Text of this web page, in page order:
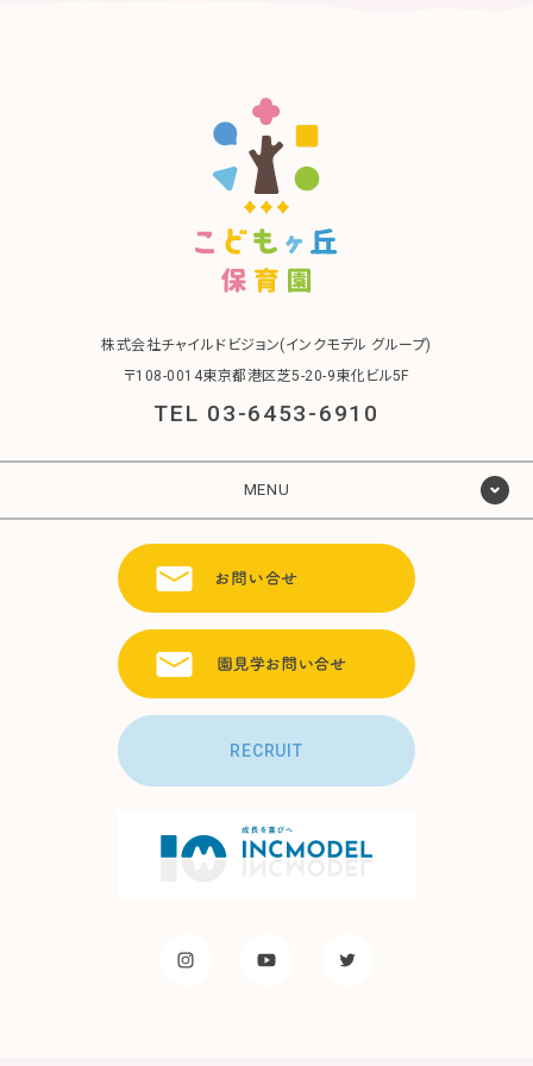
株式会社チャイルドビジョン(インクモデル グループ)
〒108-0014東京都港区芝5-20-9東化ビル5F
TEL 03-6453-6910
MENU
RECRUIT